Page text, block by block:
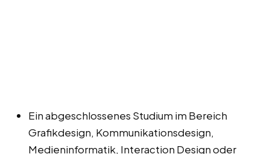
Ein abgeschlossenes Studium im Bereich
Grafikdesign, Kommunikationsdesign,
Medieninformatik, Interaction Design oder